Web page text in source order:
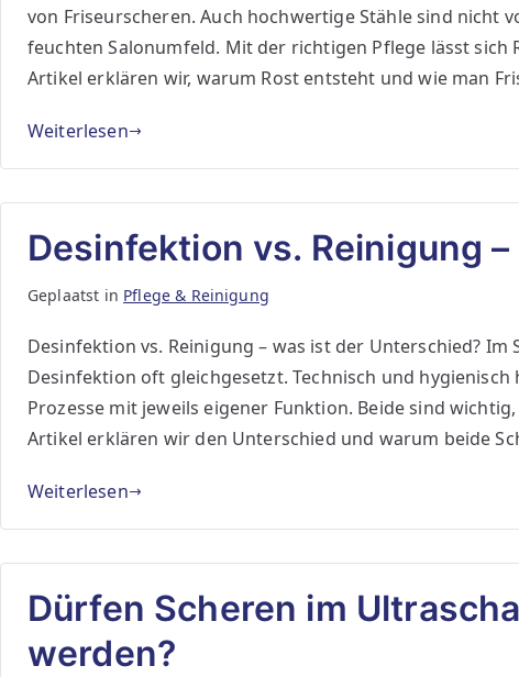
von Friseurscheren. Auch hochwertige Stähle sind nicht
feuchten Salonumfeld. Mit der richtigen Pflege lässt
Artikel erklären wir, warum Rost entsteht und wie man
Weiterlesen
Desinfektion vs. Reinigung
Geplaatst in Pflege & Reinigung
Desinfektion vs. Reinigung – was ist der Unterschied?
Desinfektion oft gleichgesetzt. Technisch und
Prozesse mit jeweils eigener Funktion. Beide sind
Artikel erklären wir den Unterschied und warum beide
Weiterlesen
Dürfen Scheren im
werden?